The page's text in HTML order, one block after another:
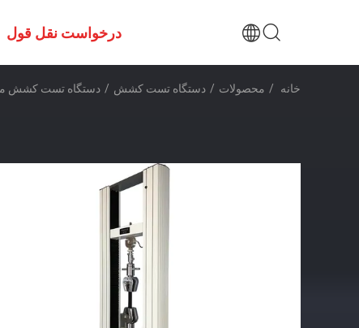
درخواست نقل قول
خانه / محصولات / دستگاه تست کشش / دستگاه تست کشش